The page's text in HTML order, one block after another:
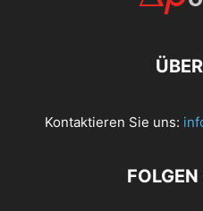
Kontaktieren Sie uns: